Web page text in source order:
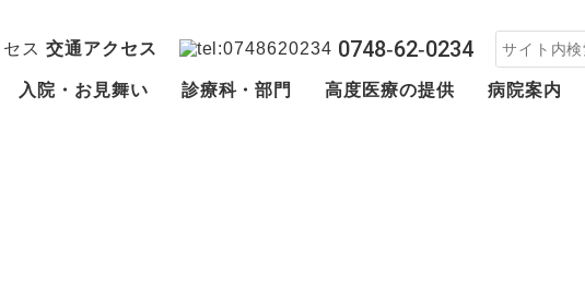
交通アクセス 0748‐62‐0234
入院・お見舞い 診療科・部門 高度医療の提供 病院案内